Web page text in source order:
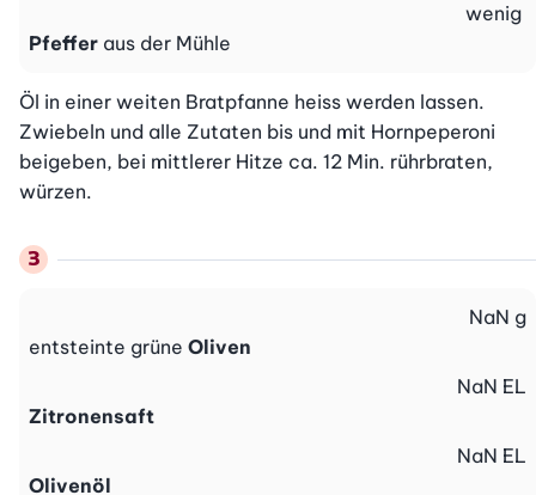
Pfeffer aus der Mühle
wenig
Öl in einer weiten Bratpfanne heiss werden lassen.
Zwiebeln und alle Zutaten bis und mit Hornpeperoni
beigeben, bei mittlerer Hitze ca. 12 Min. rührbraten,
würzen.
entsteinte grüne Oliven
NaN g
Zitronensaft
NaN EL
Olivenöl
NaN EL